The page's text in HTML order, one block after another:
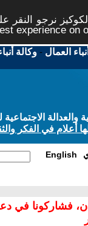
نرجو النقر
experience on
العمال -وكالة
الاجتماعية
أعلام في الفكر
English
فشاركونا في